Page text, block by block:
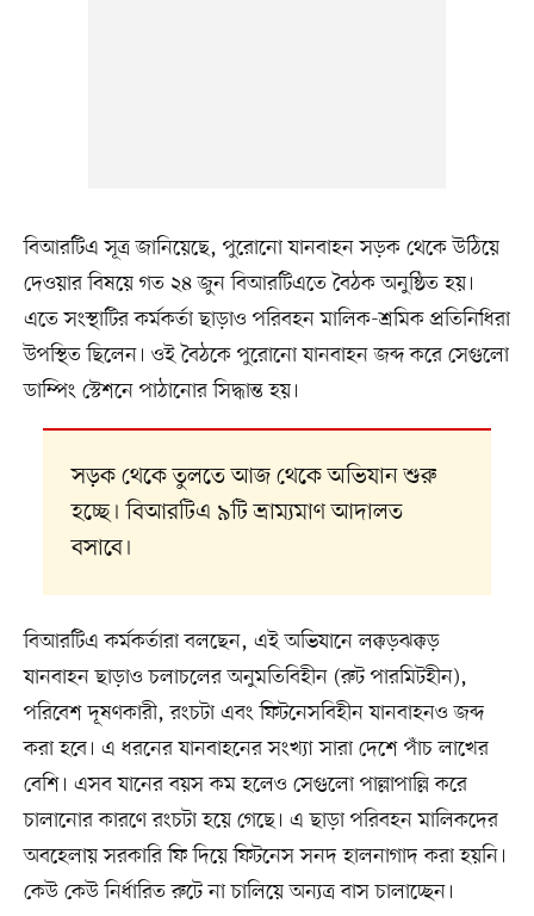
বিআরটিএ সূত্র জানিয়েছে, পুরোনো যানবাহন সড়ক থেকে উঠিয়ে
দেওয়ার বিষয়ে গত ২৪ জুন বিআরটিএতে বৈঠক অনুষ্ঠিত হয়।
এতে সংস্থাটির কর্মকর্তা ছাড়াও পরিবহন মালিক-শ্রমিক প্রতিনিধিরা
উপস্থিত ছিলেন। ওই বৈঠকে পুরোনো যানবাহন জব্দ করে সেগুলো
ডাম্পিং স্টেশনে পাঠানোর সিদ্ধান্ত হয়।
সড়ক থেকে তুলতে আজ থেকে অভিযান শুরু
হচ্ছে। বিআরটিএ ৯টি ভ্রাম্যমাণ আদালত
বসাবে।
বিআরটিএ কর্মকর্তারা বলছেন, এই অভিযানে লক্কড়ঝক্কড়
যানবাহন ছাড়াও চলাচলের অনুমতিবিহীন (রুট পারমিটহীন),
পরিবেশ দূষণকারী, রংচটা এবং ফিটনেসবিহীন যানবাহনও জব্দ
করা হবে। এ ধরনের যানবাহনের সংখ্যা সারা দেশে পাঁচ লাখের
বেশি। এসব যানের বয়স কম হলেও সেগুলো পাল্লাপাল্লি করে
চালানোর কারণে রংচটা হয়ে গেছে। এ ছাড়া পরিবহন মালিকদের
অবহেলায় সরকারি ফি দিয়ে ফিটনেস সনদ হালনাগাদ করা হয়নি।
কেউ কেউ নির্ধারিত রুটে না চালিয়ে অন্যত্র বাস চালাচ্ছেন।